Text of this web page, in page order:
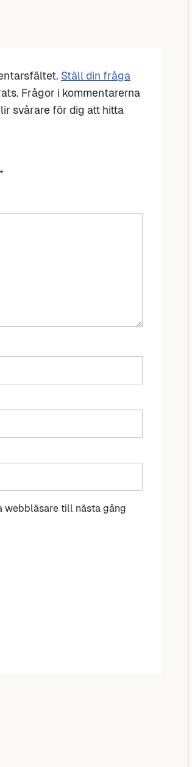
Ställ din fråga
Frågor i kommentarerna
svårare för dig att hitta
*
webbläsare till nästa gång